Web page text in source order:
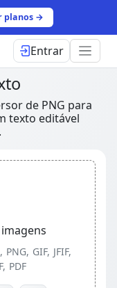
planos →
Entrar
de PNG para
texto editável
PNG, GIF, JFIF,
PDF